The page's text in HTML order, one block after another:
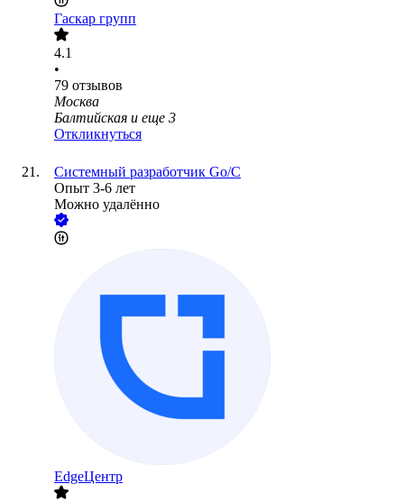
Гаскар групп
4.1
•
79 отзывов
Москва
Балтийская и еще 3
Откликнуться
Системный разработчик Go/C
Опыт 3-6 лет
Можно удалённо
EdgeЦентр